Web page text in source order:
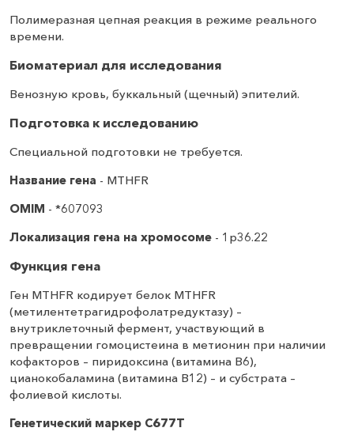
Полимеразная цепная реакция в режиме реального
времени.
Биоматериал для исследования
Венозную кровь, буккальный (щечный) эпителий.
Подготовка к исследованию
Специальной подготовки не требуется.
Название гена - MTHFR
OMIM - *607093
Локализация гена на хромосоме - 1p36.22
Функция гена
Ген MTHFR кодирует белок МТНFR
(метилентетрагидрофолатредуктазу) –
внутриклеточный фермент, участвующий в
превращении гомоцистеина в метионин при наличии
кофакторов – пиридоксина (витамина В6),
цианокобаламина (витамина В12) – и субстрата –
фолиевой кислоты.
Генетический маркер C677T